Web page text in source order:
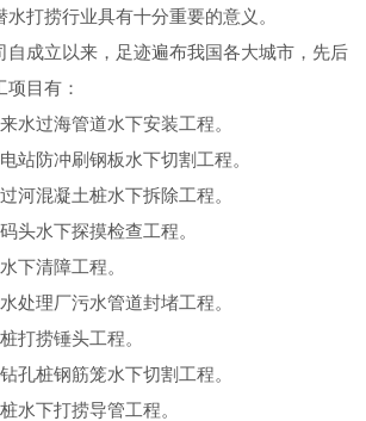
打捞行业具有十分重要的意义。
自成立以来，足迹遍布我国各大城市，先后
目有：
水过海管道水下安装工程。
站防冲刷钢板水下切割工程。
河混凝土桩水下拆除工程。
头水下探摸检查工程。
下清障工程。
处理厂污水管道封堵工程。
打捞锤头工程。
孔桩钢筋笼水下切割工程。
水下打捞导管工程。